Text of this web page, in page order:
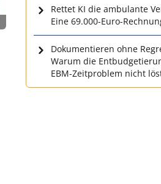
Rettet KI die ambulante
Eine 69.000-Euro-
Dokumentieren ohne
Warum die
EBM-Zeitproblem nicht